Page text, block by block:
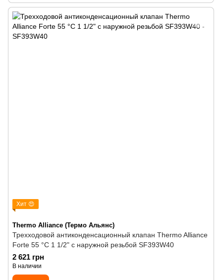
Хит 😍
Thermo Alliance (Термо Альянс)
Трехходовой антиконденсационный клапан Thermo Alliance
Forte 55 °C 1 1/2" с наружной резьбой SF393W40
2 621 грн
В наличии